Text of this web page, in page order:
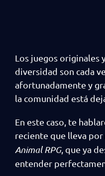
Los juegos originales
diversidad son cada
afortunadamente y
la comunidad está
En este caso, te
reciente que lleva
Animal RPG, que ya
entender